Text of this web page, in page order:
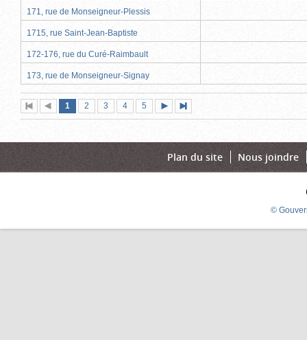
171, rue de Monseigneur-Plessis
1715, rue Saint-Jean-Baptiste
172-176, rue du Curé-Raimbault
173, rue de Monseigneur-Signay
Première
page
Page
précédente
Page
1 (page
actuelle)
Page
2 Page
3 Page
4 Page
5
suivante
page
Plan du site Nous joindre
©